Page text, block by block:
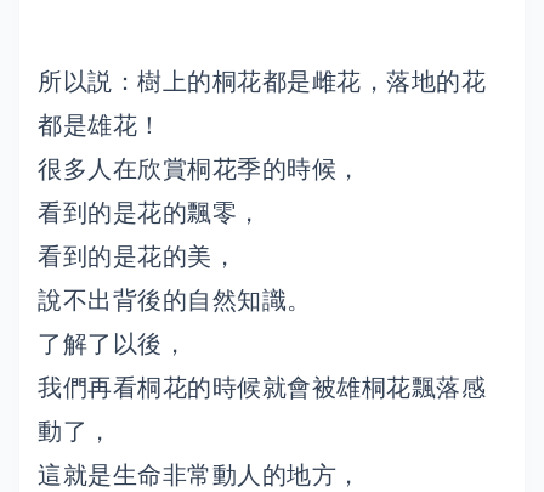
所以説：樹上的桐花都是雌花，落地的花
都是雄花！
很多人在欣賞桐花季的時候，
看到的是花的飄零，
看到的是花的美，
說不出背後的自然知識。
了解了以後，
我們再看桐花的時候就會被雄桐花飄落感
動了，
這就是生命非常動人的地方，